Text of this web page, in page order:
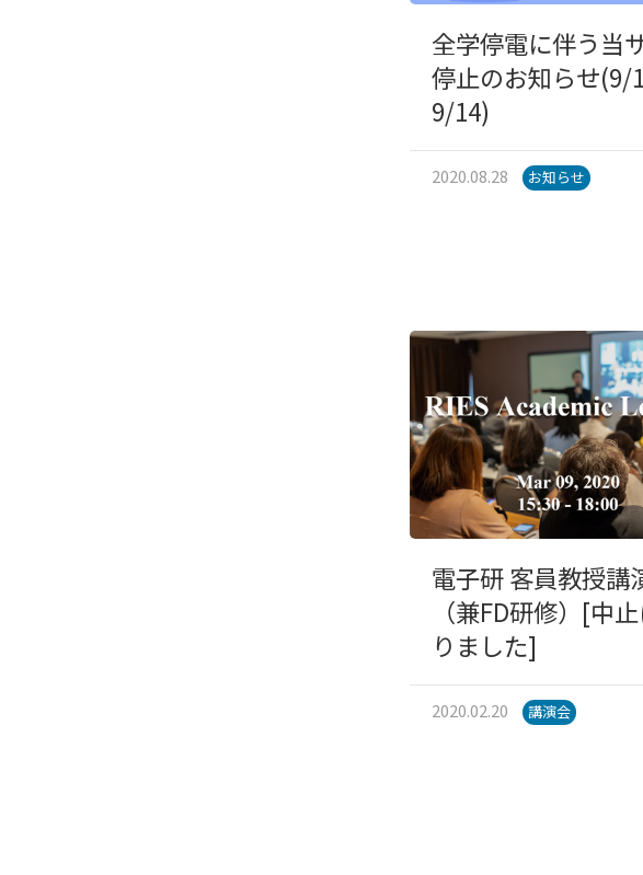
全学停電に伴う当
停止のお知らせ(9/
9/14)
2020.08.28 お知らせ
電子研 客員教授講
（兼FD研修）[中
りました]
2020.02.20 講演会